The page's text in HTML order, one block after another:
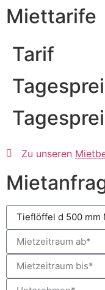
Miettarife
Tarif
Zu unseren